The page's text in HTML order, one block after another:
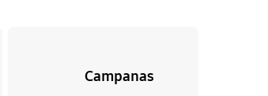
Campanas